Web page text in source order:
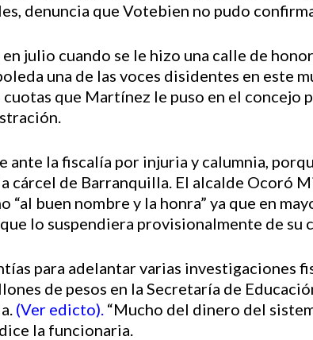
denuncia que Votebien no pudo
julio cuando se le hizo una calle de
una de las voces disidentes en este
que Martínez le puso en el concejo
ante la fiscalía por injuria y calumnia,
cárcel de Barranquilla. El alcalde Ocoró
“al buen nombre y la honra” ya que en
lo suspendiera provisionalmente de su
para adelantar varias investigaciones
de pesos en la Secretaría de
(Ver edicto). “Mucho del dinero del
la funcionaria.